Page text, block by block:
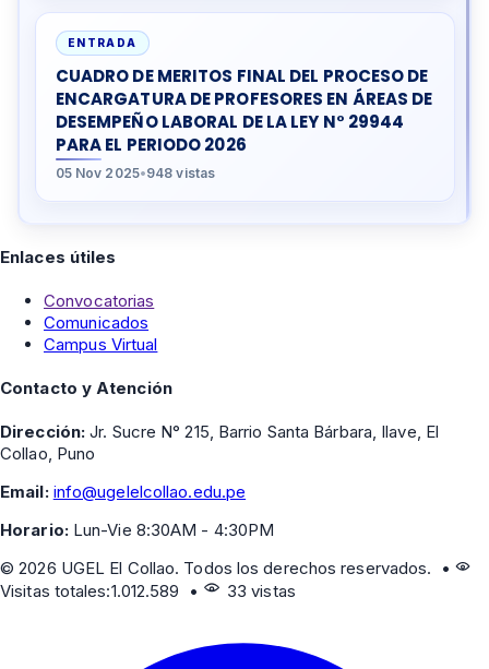
ENTRADA
CUADRO DE MERITOS FINAL DEL PROCESO DE
ENCARGATURA DE PROFESORES EN ÁREAS DE
DESEMPEÑO LABORAL DE LA LEY N° 29944
PARA EL PERIODO 2026
05 Nov 2025•948 vistas
Enlaces útiles
Convocatorias
Comunicados
Campus Virtual
Contacto y Atención
Dirección: Jr. Sucre N° 215, Barrio Santa Bárbara, Ilave, El
Collao, Puno
Email: info@ugelelcollao.edu.pe
Horario:Lun-Vie 8:30AM - 4:30PM
©2026 UGEL El Collao. Todos los derechos reservados. •
Visitas totales:1.012.589 • 33 vistas